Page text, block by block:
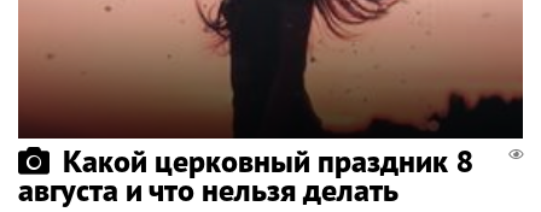
Какой церковный праздник 8
августа и что нельзя делать